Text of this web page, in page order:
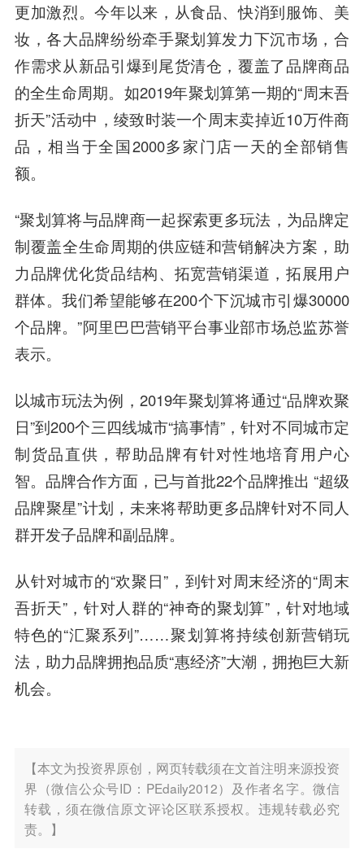
更加激烈。今年以来，从食品、快消到服饰、美
妆，各大品牌纷纷牵手聚划算发力下沉市场，合
作需求从新品引爆到尾货清仓，覆盖了品牌商品
的全生命周期。如2019年聚划算第一期的“周末吾
折天”活动中，绫致时装一个周末卖掉近10万件商
品，相当于全国2000多家门店一天的全部销售
额。
“聚划算将与品牌商一起探索更多玩法，为品牌定
制覆盖全生命周期的供应链和营销解决方案，助
力品牌优化货品结构、拓宽营销渠道，拓展用户
群体。我们希望能够在200个下沉城市引爆30000
个品牌。”阿里巴巴营销平台事业部市场总监苏誉
表示。
以城市玩法为例，2019年聚划算将通过“品牌欢聚
日”到200个三四线城市“搞事情”，针对不同城市定
制货品直供，帮助品牌有针对性地培育用户心
智。品牌合作方面，已与首批22个品牌推出 “超级
品牌聚星”计划，未来将帮助更多品牌针对不同人
群开发子品牌和副品牌。
从针对城市的“欢聚日”，到针对周末经济的“周末
吾折天”，针对人群的“神奇的聚划算”，针对地域
特色的“汇聚系列”……聚划算将持续创新营销玩
法，助力品牌拥抱品质“惠经济”大潮，拥抱巨大新
机会。
【本文为投资界原创，网页转载须在文首注明来源投资
界（微信公众号ID：PEdaily2012）及作者名字。微信
转载，须在微信原文评论区联系授权。违规转载必究
责。】